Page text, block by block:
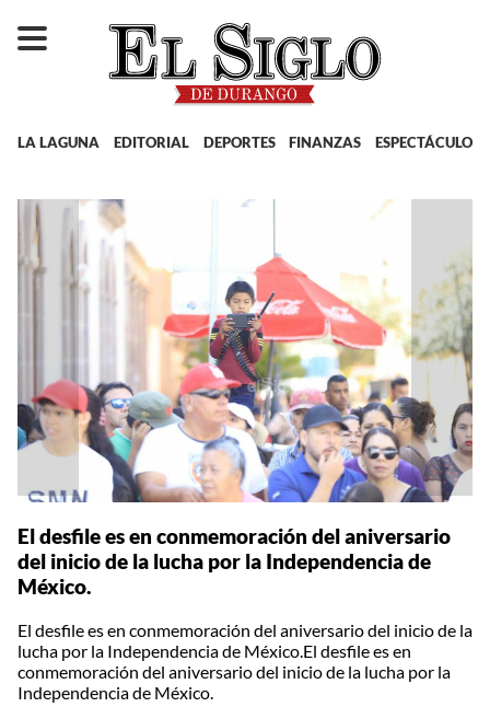
LA LAGUNA EDITORIAL DEPORTES FINANZAS ESPECTÁCULOS
El desfile es en conmemoración del aniversario
del inicio de la lucha por la Independencia de
México.
El desfile es en conmemoración del aniversario del inicio de la
lucha por la Independencia de México.El desfile es en
conmemoración del aniversario del inicio de la lucha por la
Independencia de México.